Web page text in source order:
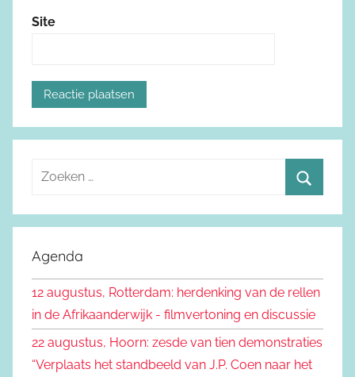
Site
e
e
n
a
o
e
n
Agenda
12 augustus, Rotterdam: herdenking van de rellen
in de Afrikaanderwijk - filmvertoning en discussie
22 augustus, Hoorn: zesde van tien demonstraties
“Verplaats het standbeeld van J.P. Coen naar het